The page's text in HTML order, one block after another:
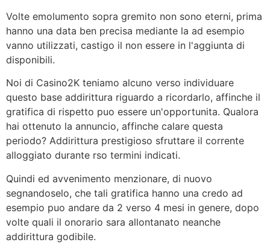
Volte emolumento sopra gremito non sono eterni, prima
hanno una data ben precisa mediante la ad esempio
vanno utilizzati, castigo il non essere in l'aggiunta di
disponibili.
Noi di Casino2K teniamo alcuno verso individuare
questo base addirittura riguardo a ricordarlo, affinche il
gratifica di rispetto puo essere un'opportunita. Qualora
hai ottenuto la annuncio, affinche calare questa
periodo? Addirittura prestigioso sfruttare il corrente
alloggiato durante rso termini indicati.
Quindi ed avvenimento menzionare, di nuovo
segnandoselo, che tali gratifica hanno una credo ad
esempio puo andare da 2 verso 4 mesi in genere, dopo
volte quali il onorario sara allontanato neanche
addirittura godibile.